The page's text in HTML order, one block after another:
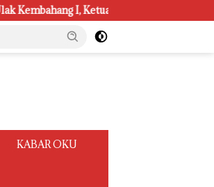
DPRD Ogan Ilir ini , Tampung
KABAR OKU